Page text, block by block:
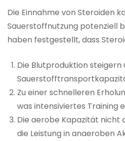
Die Einnahme von Steroiden
Sauerstoffnutzung potenziell
haben festgestellt, dass
Die Blutproduktion steigern
Zu einer schnelleren
was intensiviertes Training
Die aerobe Kapazität nicht
die Leistung in anaeroben